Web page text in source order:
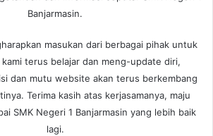
Banjarmasin.
masukan dari berbagai pihak untuk
terus belajar dan meng-update diri,
dan mutu website akan terus berkembang
Terima kasih atas kerjasamanya, maju
SMK Negeri 1 Banjarmasin yang lebih baik
lagi.